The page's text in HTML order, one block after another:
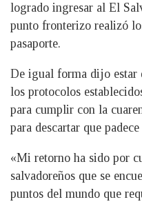
logrado ingresar al El
punto fronterizo realizó
pasaporte.
De igual forma dijo estar
los protocolos
para cumplir con la
para descartar que
«Mi retorno ha sido por
salvadoreños que se
puntos del mundo que